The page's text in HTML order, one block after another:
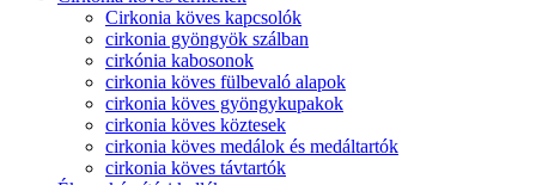
Cirkonia köves kapcsolók
cirkonia gyöngyök szálban
cirkónia kabosonok
cirkonia köves fülbevaló alapok
cirkonia köves gyöngykupakok
cirkonia köves köztesek
cirkonia köves medálok és medáltartók
cirkonia köves távtartók